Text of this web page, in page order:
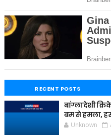
RECENT POSTS
बांग्लादेशी
बम से हमला,
Unknown